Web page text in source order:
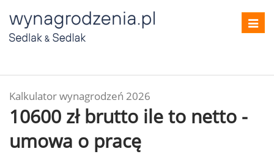
Kalkulator wynagrodzeń 2026
10600 zł brutto ile to netto -
umowa o pracę